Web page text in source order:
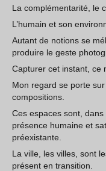
La complémentarité, le
L’humain et son
Autant de notions se
produire le geste
Capturer cet instant, ce
Mon regard se porte
compositions.
Ces espaces sont,
présence humaine et
préexistante.
La ville, les villes, sont
présent en transition